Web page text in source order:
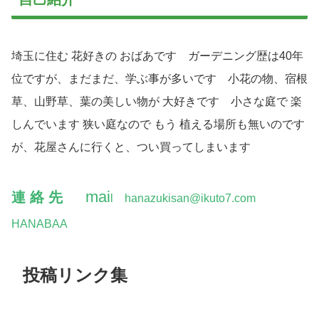
埼玉に住む 花好きの おばあです ガーデニング歴は40年
位ですが、まだまだ、学ぶ事が多いです 小花の物、宿根
草、山野草、葉の美しい物が 大好きです 小さな庭で 楽
しんでいます 狭い庭なので もう 植える場所も無いのです
が、花屋さんに行くと、つい買ってしまいます
連 絡 先 mai l hanazukisan@ikuto7.com
HANABAA
投稿リンク集